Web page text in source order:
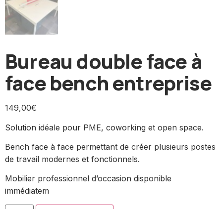
Bureau double face à
face bench entreprise
149,00€
Solution idéale pour PME, coworking et open space.
Bench face à face permettant de créer plusieurs postes
de travail modernes et fonctionnels.
Mobilier professionnel d’occasion disponible
immédiatem